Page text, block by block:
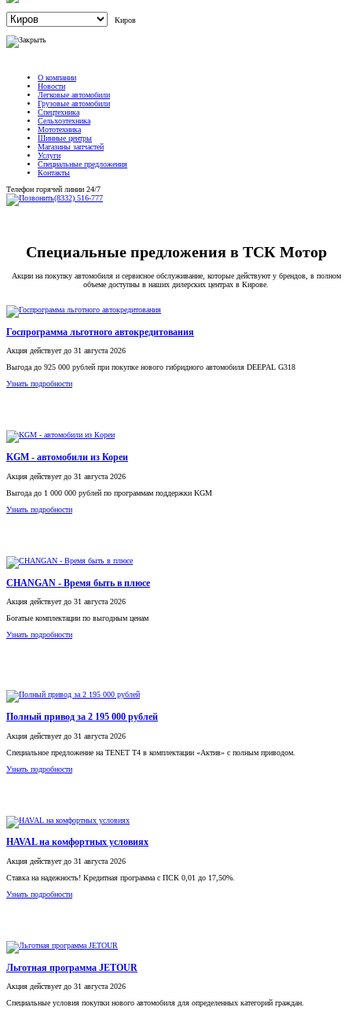
Новости
Легковые автомобили
Грузовые автомобили
Спецтехника
Сельхозтехника
Мототехника
Шинные центры
Магазины запчастей
Услуги
Специальные предложения
Контакты
Телефон горячей линии 24/7
(8332) 516-777
Акции на покупку автомобиля и сервисное обслуживание, которые действуют у брендов, в полном
объеме доступны в наших дилерских центрах в Кирове.
Госпрограмма льготного автокредитования
Акциядействуетдо 31 августа 2026
Выгода до 925 000 рублей при покупке нового гибридного автомобиля DEEPAL G318
Узнать подробности
KGM - автомобили из Кореи
Акциядействуетдо 31 августа 2026
Выгода до 1 000 000 рублей по программам поддержки KGM
Узнать подробности
CHANGAN - Время быть в плюсе
Акциядействуетдо 31 августа 2026
Богатые комплектации по выгодным ценам
Узнать подробности
Полный привод за 2 195 000 рублей
Акциядействуетдо 31 августа 2026
Специальное предложение на TENET Т4 в комплектации «Актив» с полным приводом.
Узнать подробности
HAVAL на комфортных условиях
Акциядействуетдо 31 августа 2026
Ставка на надежность! Кредитная программа с ПСК 0,01 до 17,50%.
Узнать подробности
Льготная программа JETOUR
Акциядействуетдо 31 августа 2026
Специальные условия покупки нового автомобиля для определенных категорий граждан.
Узнать подробности